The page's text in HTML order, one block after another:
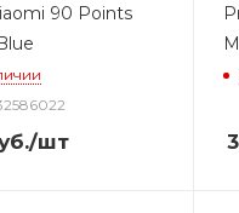
90 Points
/шт